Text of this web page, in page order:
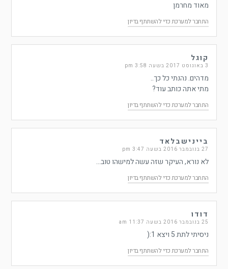
מאוד מחרמן
התחבר למערכת כדי להשתתף בדיון
קוגל
3 באוגוסט 2017 בשעה 3:58 pm
מדהים. נהנתי כל כך..
מתי אתה כותב עוד?
התחבר למערכת כדי להשתתף בדיון
ביינישבלאד
27 בנובמבר 2016 בשעה 3:47 pm
לא נורא, העיקר שזה עשה למישהו טוב…
התחבר למערכת כדי להשתתף בדיון
דודו
25 בנובמבר 2016 בשעה 11:37 am
ניסיתי לתת 5 ויצא 1:(
התחבר למערכת כדי להשתתף בדיון